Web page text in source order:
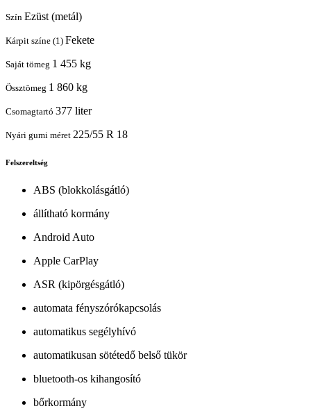
Szín Ezüst (metál)
Kárpit színe (1) Fekete
Saját tömeg 1 455 kg
Össztömeg 1 860 kg
Csomagtartó 377 liter
Nyári gumi méret 225/55 R 18
Felszereltség
ABS (blokkolásgátló)
állítható kormány
Android Auto
Apple CarPlay
ASR (kipörgésgátló)
automata fényszórókapcsolás
automatikus segélyhívó
automatikusan sötétedő belső tükör
bluetooth-os kihangosító
bőrkormány